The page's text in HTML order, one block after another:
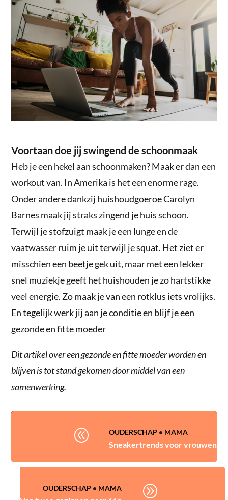
Voortaan doe jij swingend de schoonmaak
Heb je een hekel aan schoonmaken? Maak er dan een
workout van. In Amerika is het een enorme rage.
Onder andere dankzij huishoudgoeroe Carolyn
Barnes maak jij straks zingend je huis schoon.
Terwijl je stofzuigt maak je een lunge en de
vaatwasser ruim je uit terwijl je squat. Het ziet er
misschien een beetje gek uit, maar met een lekker
snel muziekje geeft het huishouden je zo hartstikke
veel energie. Zo maak je van een rotklus iets vrolijks.
En tegelijk werk jij aan je conditie en blijf je een
gezonde en fitte moeder
Dit artikel over een gezonde en fitte moeder worden en
blijven is tot stand gekomen door middel van een
samenwerking.
@ OUDERSCHAP• MAMA
Sneakertrends voor vrouwen
OUDERSCHAP• MAMA A